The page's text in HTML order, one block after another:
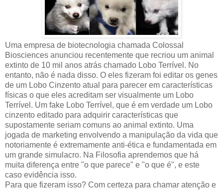
Uma empresa de biotecnologia chamada Colossal
Biosciences anunciou recentemente que recriou um animal
extinto de 10 mil anos atrás chamado Lobo Terrível. No
entanto, não é nada disso. O eles fizeram foi editar os genes
de um Lobo Cinzento atual para parecer em características
físicas o que eles acreditam ser visualmente um Lobo
Terrível. Um fake Lobo Terrível, que é em verdade um Lobo
cinzento editado para adquirir características que
supostamente seriam comuns ao animal extinto. Uma
jogada de marketing envolvendo a manipulação da vida que
notoriamente é extremamente anti-ética e fundamentada em
um grande simulacro. Na Filosofia aprendemos que há
muita diferença entre "o que parece" e "o que é", e este
caso evidência isso.
Para que fizeram isso? Com certeza para chamar atenção e